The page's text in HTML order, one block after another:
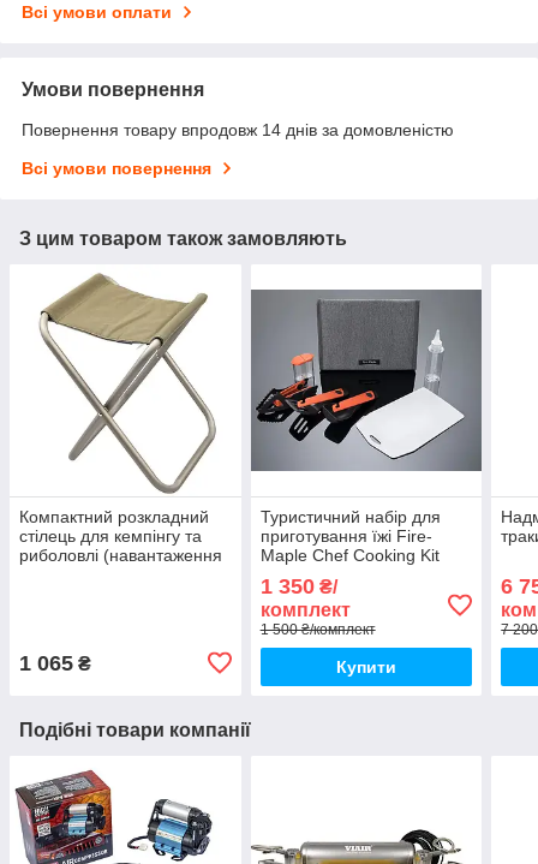
Всі умови оплати
Умови повернення
Повернення товару впродовж 14 днів за домовленістю
Всі умови повернення
З цим товаром також замовляють
Компактний розкладний
стілець для кемпінгу та
риболовлі (навантаження
1 065 ₴
Туристичний набір для
приготування їжі Fire-
Maple Chef Cooking Kit
1 350₴/
комплект
1 500 ₴/комплект
Купити
6
7
Подібні товари компанії